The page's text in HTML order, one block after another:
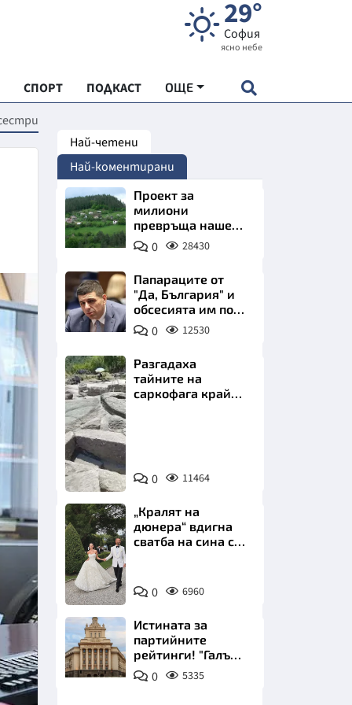
29°
София
ясно небе
СПОРТ ПОДКАСТ ОЩЕ
"ЧУДЕСАТА НА БЪЛГАРИЯ"
ХРАНА
ИКОНОМИКА
Най-четени
Най-коментирани
Проект за
милиони
превръща наше
село в магнит за
туристи
0 28430
Папараците от
"Да, България" и
обсесията им по
Пеевски
0 12530
Снимка:
Bulgaria
ON
AIR
Разгадаха
тайните на
саркофага край
0 11464
Снимка:
Инстаграм
„Кралят на
дюнера“ вдигна
сватба на сина си
Комо
0 6960
Истината за
партийните
рейтинги! "Галъп"
разби митовете
0 5335